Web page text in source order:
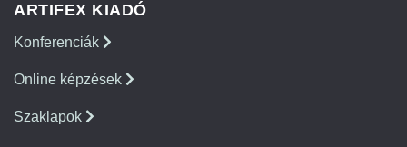
ARTIFEX KIADÓ
Konferenciák
Online képzések
Szaklapok